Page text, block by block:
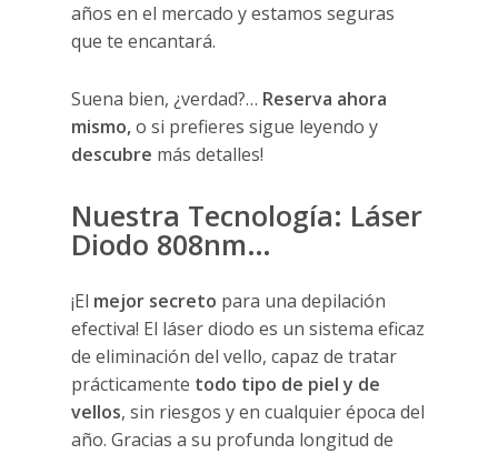
años en el mercado y estamos seguras
que te encantará.
Suena bien, ¿verdad?… Reserva ahora
mismo,o si prefieres sigue leyendo y
descubre más detalles!
Nuestra Tecnología: Láser
Diodo 808nm…
¡El mejor secreto para una depilación
efectiva! El láser diodo es un sistema eficaz
de eliminación del vello, capaz de tratar
prácticamente todo tipo de piel y de
vellos, sin riesgos y en cualquier época del
año. Gracias a su profunda longitud de